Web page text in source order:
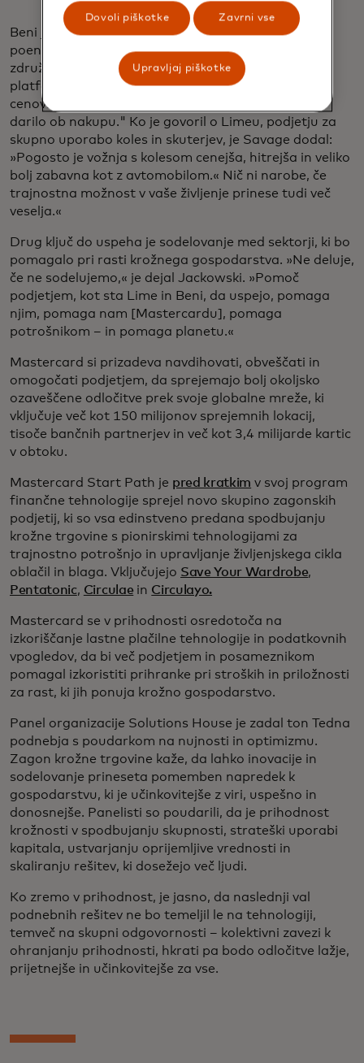
Beni je na primer razširitev spletnega brskalnika, ki
poenostavlja nakupovanje rabljenih izdelkov z
združevanjem razpoložljivih možnosti na različnih
platformah. »Prodajam vam stil, prodajam vam
cenovno dostopnost,« je dejal Sanner. "Trajnost je
darilo ob nakupu." Ko je govoril o Limeu, podjetju za
skupno uporabo koles in skuterjev, je Savage dodal:
»Pogosto je vožnja s kolesom cenejša, hitrejša in veliko
bolj zabavna kot z avtomobilom.« Nič ni narobe, če
trajnostna možnost v vaše življenje prinese tudi več
veselja.«
Drug ključ do uspeha je sodelovanje med sektorji, ki bo
pomagalo pri rasti krožnega gospodarstva. »Ne deluje,
če ne sodelujemo,« je dejal Jackowski. »Pomoč
podjetjem, kot sta Lime in Beni, da uspejo, pomaga
njim, pomaga nam [Mastercardu], pomaga
potrošnikom – in pomaga planetu.«
Mastercard si prizadeva navdihovati, obveščati in
omogočati podjetjem, da sprejemajo bolj okoljsko
ozaveščene odločitve prek svoje globalne mreže, ki
vključuje več kot 150 milijonov sprejemnih lokacij,
tisoče bančnih partnerjev in več kot 3,4 milijarde kartic
v obtoku.
Mastercard Start Path je pred kratkim v svoj program
finančne tehnologije sprejel novo skupino zagonskih
podjetij, ki so vsa edinstveno predana spodbujanju
krožne trgovine s pionirskimi tehnologijami za
trajnostno potrošnjo in upravljanje življenjskega cikla
oblačil in blaga. Vključujejo Save Your Wardrobe,
Pentatonic, Circulae in Circulayo.
Mastercard se v prihodnosti osredotoča na
izkoriščanje lastne plačilne tehnologije in podatkovnih
vpogledov, da bi več podjetjem in posameznikom
pomagal izkoristiti prihranke pri stroških in priložnosti
za rast, ki jih ponuja krožno gospodarstvo.
Panel organizacije Solutions House je zadal ton Tedna
podnebja s poudarkom na nujnosti in optimizmu.
Zagon krožne trgovine kaže, da lahko inovacije in
sodelovanje prineseta pomemben napredek k
gospodarstvu, ki je učinkovitejše z viri, uspešno in
donosnejše. Panelisti so poudarili, da je prihodnost
krožnosti v spodbujanju skupnosti, strateški uporabi
kapitala, ustvarjanju oprijemljive vrednosti in
skaliranju rešitev, ki dosežejo več ljudi.
Ko zremo v prihodnost, je jasno, da naslednji val
podnebnih rešitev ne bo temeljil le na tehnologiji,
temveč na skupni odgovornosti – kolektivni zavezi k
ohranjanju prihodnosti, hkrati pa bodo odločitve lažje,
prijetnejše in učinkovitejše za vse.
Dovoli piškotke Zavrni vse
Upravljaj piškotke